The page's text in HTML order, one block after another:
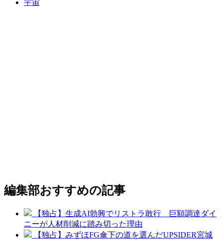
宇宙
編集部おすすめの記事
【独占】生成AI勃興でリストラ敢行 巨額調達ダイ
ニーが人材削減に踏み切った理由
【独占】みずほFG傘下の道を選んだUPSIDER宮城